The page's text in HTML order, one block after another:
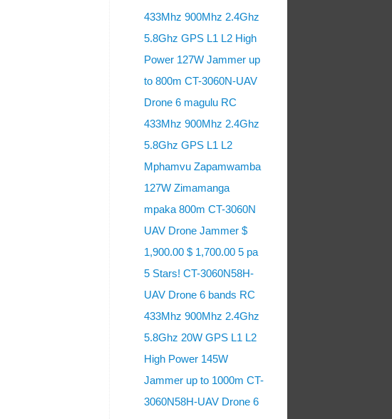
433Mhz 900Mhz 2.4Ghz
5.8Ghz GPS L1 L2 High
Power 127W Jammer up
to 800m CT-3060N-UAV
Drone 6 magulu RC
433Mhz 900Mhz 2.4Ghz
5.8Ghz GPS L1 L2
Mphamvu Zapamwamba
127W Zimamanga
mpaka 800m CT-3060N
UAV Drone Jammer $
1,900.00 $ 1,700.00 5 pa
5 Stars! CT-3060N58H-
UAV Drone 6 bands RC
433Mhz 900Mhz 2.4Ghz
5.8Ghz 20W GPS L1 L2
High Power 145W
Jammer up to 1000m CT-
3060N58H-UAV Drone 6